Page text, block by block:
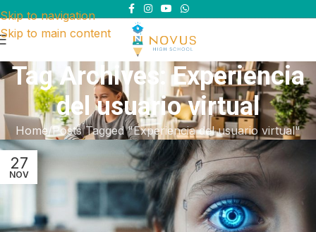
Skip to navigation
Skip to main content
Tag Archives: Experiencia
del usuario virtual
Home Posts Tagged "Experiencia del usuario virtual"
27
NOV